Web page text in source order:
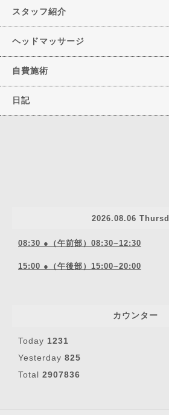
スタッフ紹介
ヘッドマッサージ
自費施術
日記
2026.08.06
08:30 ●（午前部）08:30~12:30
15:00 ●（午後部）15:00~20:00
カウンター
Today 1231
Yesterday 825
Total 2907836